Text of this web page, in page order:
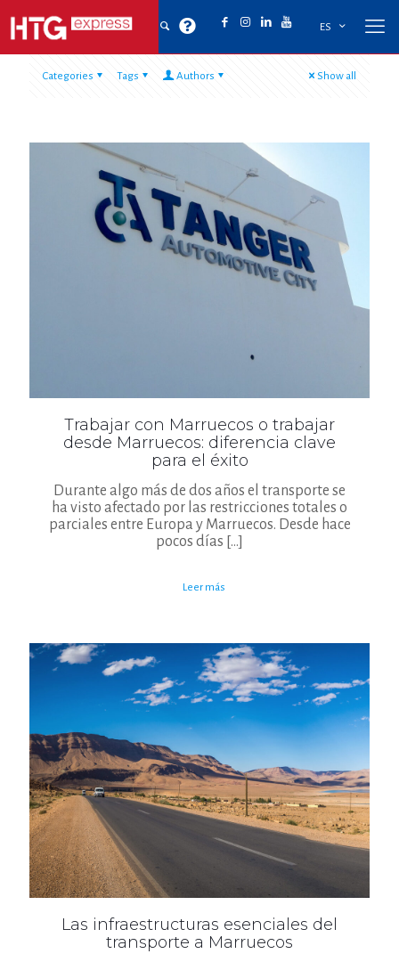
ES
Categories Tags Authors Show all
Trabajar con Marruecos o trabajar
desde Marruecos: diferencia clave
para el éxito
Durante algo más de dos años el transporte se
ha visto afectado por las restricciones totales o
parciales entre Europa y Marruecos. Desde hace
pocos días […]
Leer más
Las infraestructuras esenciales del
transporte a Marruecos